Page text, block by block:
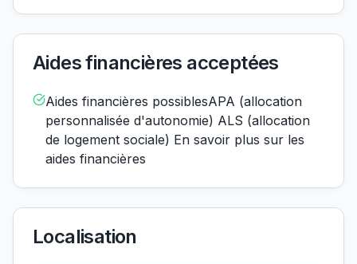
Aides financières acceptées
Aides financières possiblesAPA (allocation
personnalisée d'autonomie) ALS (allocation
de logement sociale) En savoir plus sur les
aides financières
Localisation